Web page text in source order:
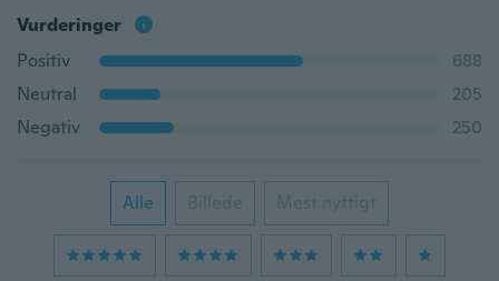
Vurderinger
Positiv
688
Neutral
205
Negativ
250
Alle Billede Mest nyttigt